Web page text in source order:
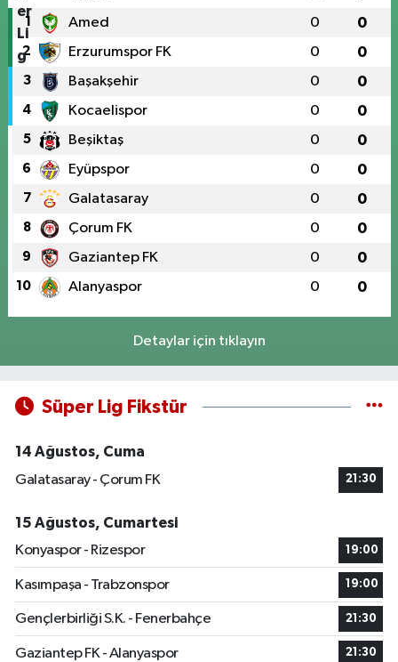
1 Amed 0 0
2 Erzurumspor FK 0 0
3 Başakşehir 0 0
4 Kocaelispor 0 0
5 Beşiktaş 0 0
6 Eyüpspor 0 0
7 Galatasaray 0 0
8 Çorum FK 0 0
9 Gaziantep FK 0 0
10 Alanyaspor 0 0
Detaylar için tıklayın
Süper Lig Fikstür
14 Ağustos, Cuma
Galatasaray - Çorum FK
21:30
15 Ağustos, Cumartesi
Konyaspor - Rizespor
19:00
Kasımpaşa - Trabzonspor 19:00
Gençlerbirliği S.K. - Fenerbahçe 21:30
Gaziantep FK - Alanyaspor 21:30